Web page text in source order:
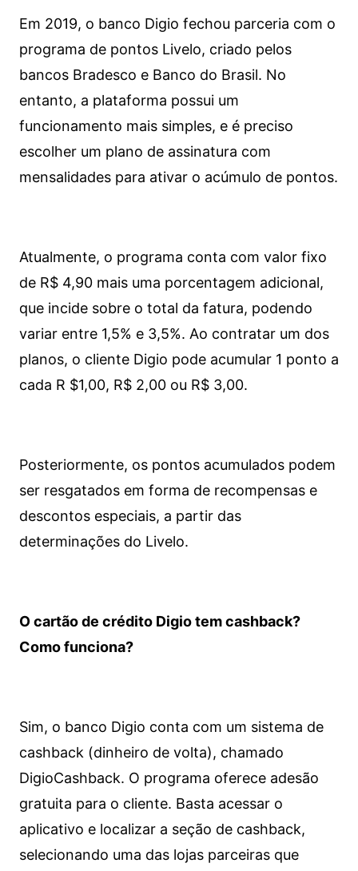
Em 2019, o banco Digio fechou parceria com o
programa de pontos Livelo, criado pelos
bancos Bradesco e Banco do Brasil. No
entanto, a plataforma possui um
funcionamento mais simples, e é preciso
escolher um plano de assinatura com
mensalidades para ativar o acúmulo de pontos.
Atualmente, o programa conta com valor fixo
de R$ 4,90 mais uma porcentagem adicional,
que incide sobre o total da fatura, podendo
variar entre 1,5% e 3,5%. Ao contratar um dos
planos, o cliente Digio pode acumular 1 ponto a
cada R $1,00, R$ 2,00 ou R$ 3,00.
Posteriormente, os pontos acumulados podem
ser resgatados em forma de recompensas e
descontos especiais, a partir das
determinações do Livelo.
O cartão de crédito Digio tem cashback?
Como funciona?
Sim, o banco Digio conta com um sistema de
cashback (dinheiro de volta), chamado
DigioCashback. O programa oferece adesão
gratuita para o cliente. Basta acessar o
aplicativo e localizar a seção de cashback,
selecionando uma das lojas parceiras que